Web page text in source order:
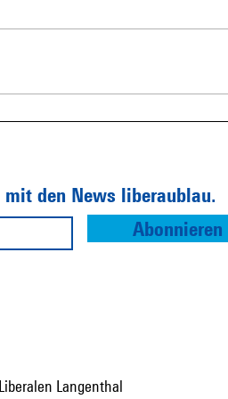
den News liberaublau.
Abonnieren
Langenthal